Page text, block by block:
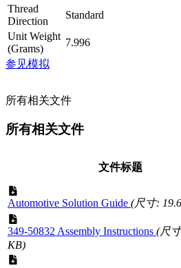
Thread
Direction
Standard
Unit Weight
(Grams)
7.996
参见模拟
所有相关文件
所有相关文件
文件标题
Automotive Solution Guide (尺寸:
349-50832 Assembly Instructions (尺
KB)